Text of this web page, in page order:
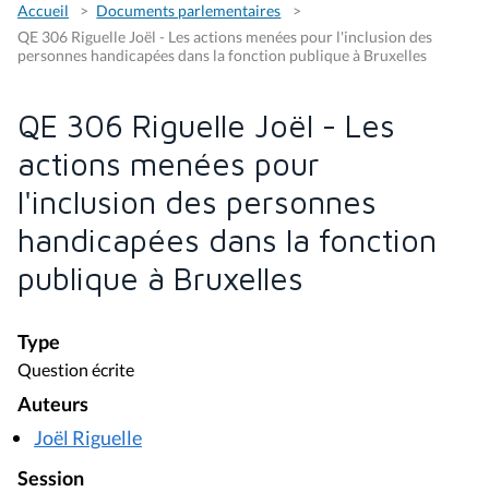
Accueil
Documents parlementaires
QE 306 Riguelle Joël - Les actions menées pour l'inclusion des
personnes handicapées dans la fonction publique à Bruxelles
QE 306 Riguelle Joël - Les
actions menées pour
l'inclusion des personnes
handicapées dans la fonction
publique à Bruxelles
Type
Question écrite
Auteurs
Joël Riguelle
Session